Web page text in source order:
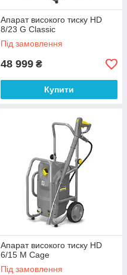
Апарат високого тиску HD
8/23 G Classic
Під замовлення
48 999 ₴
Купити
Апарат високого тиску HD
6/15 M Cage
Під замовлення